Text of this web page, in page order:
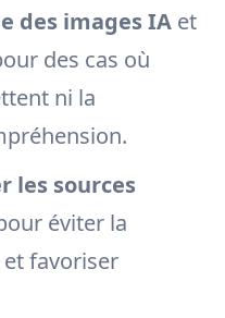
des images IA et
des cas où
ni la
les sources
éviter la
favoriser